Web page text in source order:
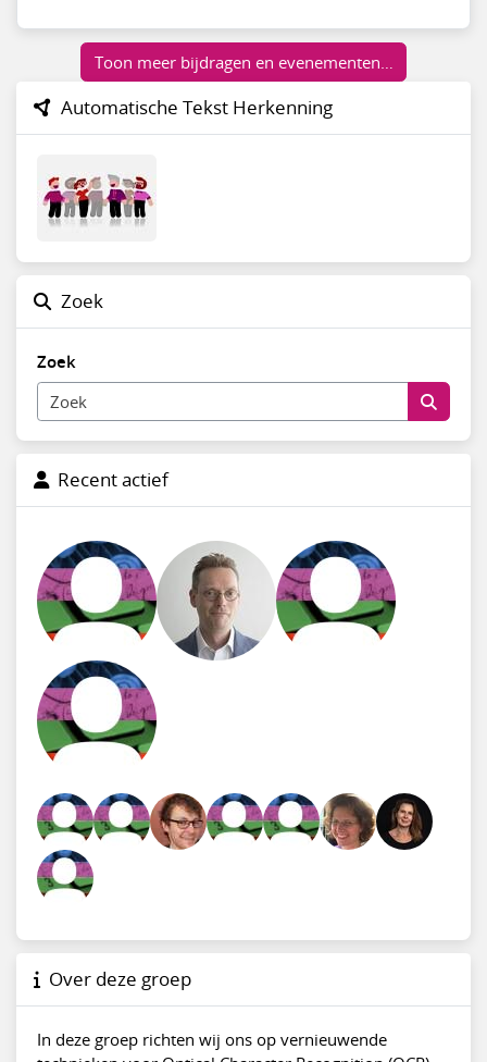
Toon meer bijdragen en evenementen…
Automatische Tekst Herkenning
Zoek
Zoek
Recent actief
Over deze groep
In deze groep richten wij ons op vernieuwende